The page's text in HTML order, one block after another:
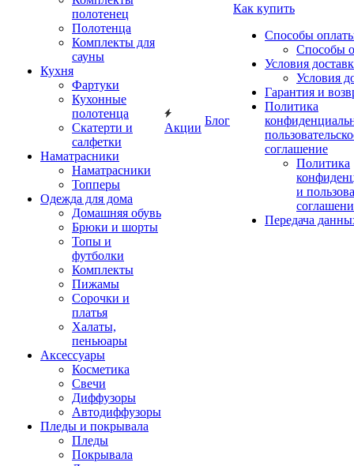
полотенец
Полотенца
Комплекты для
сауны
Кухня
Фартуки
Кухонные
полотенца
Скатерти и
салфетки
Наматрасники
Наматрасники
Топперы
Одежда для дома
Домашняя обувь
Брюки и шорты
Топы и
футболки
Комплекты
Пижамы
Сорочки и
платья
Халаты,
пеньюары
Аксессуары
Косметика
Свечи
Диффузоры
Автодиффузоры
Пледы и покрывала
Пледы
Покрывала
Акции
Блог
Как купить
Способы
Способы
Условия
Условия
Гарантия и
Политика
соглашение
Политика
и
Передача